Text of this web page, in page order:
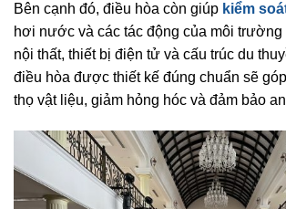
Bên cạnh đó, điều hòa còn giúp kiểm
hơi nước và các tác động của môi
nội thất, thiết bị điện tử và cấu trúc du
điều hòa được thiết kế đúng chuẩn sẽ
thọ vật liệu, giảm hỏng hóc và đảm bảo